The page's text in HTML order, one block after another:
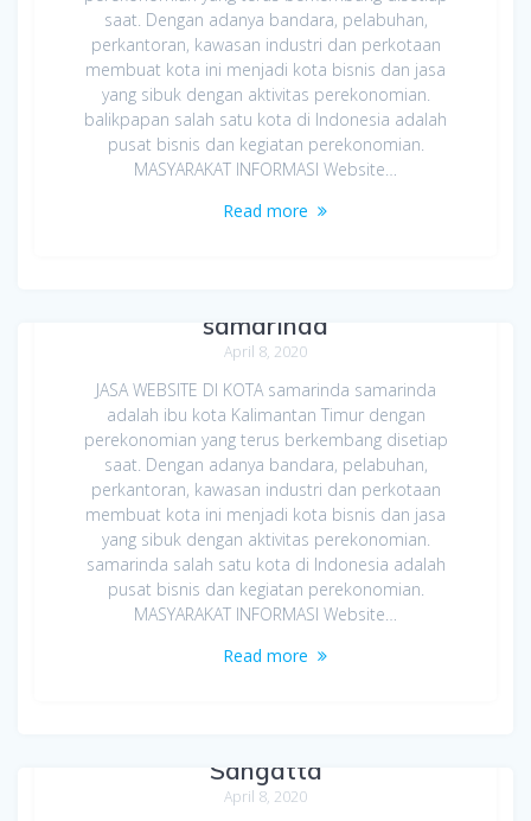
saat. Dengan adanya bandara, pelabuhan,
perkantoran, kawasan industri dan perkotaan
membuat kota ini menjadi kota bisnis dan jasa
yang sibuk dengan aktivitas perekonomian.
balikpapan salah satu kota di Indonesia adalah
pusat bisnis dan kegiatan perekonomian.
MASYARAKAT INFORMASI Website…
Read more
samarinda
April 8, 2020
JASA WEBSITE DI KOTA samarinda samarinda
adalah ibu kota Kalimantan Timur dengan
perekonomian yang terus berkembang disetiap
saat. Dengan adanya bandara, pelabuhan,
perkantoran, kawasan industri dan perkotaan
membuat kota ini menjadi kota bisnis dan jasa
yang sibuk dengan aktivitas perekonomian.
samarinda salah satu kota di Indonesia adalah
pusat bisnis dan kegiatan perekonomian.
MASYARAKAT INFORMASI Website…
Read more
Sangatta
April 8, 2020